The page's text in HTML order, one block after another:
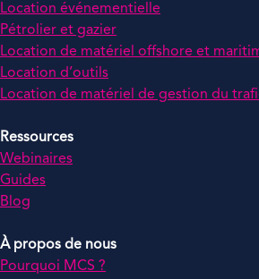
Location événementielle
Pétrolier et gazier
Location de matériel offshore et
Location d’outils
Location de matériel de gestion du
Ressources
Webinaires
Guides
Blog
À propos de nous
Pourquoi MCS ?